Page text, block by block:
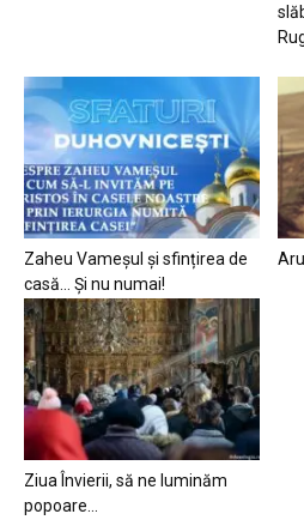
Zaheu Vameșul și sfințirea de
casă… Și nu numai!
Ziua Învierii, să ne luminăm
popoare…